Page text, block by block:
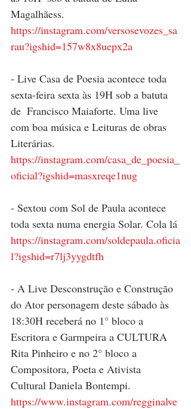
Magalhãess.
https://instagram.com/versosevozes_sa
rau?igshid=157w8x8uepx2a
- Live Casa de Poesia acontece toda
sexta-feira sexta às 19H sob a batuta
de  Francisco Maiaforte. Uma live
com boa música e Leituras de obras
Literárias.
https://instagram.com/casa_de_poesia_
oficial?igshid=masxreqe1nug
- Sextou com Sol de Paula acontece
toda sexta numa energia Solar. Cola lá
https://instagram.com/soldepaula.oficia
l?igshid=r7lj3yygdtfh
- A Live Desconstrução e Construção
do Ator personagem deste sábado às
18:30H receberá no 1° bloco a
Escritora e Garmpeira a CULTURA
Rita Pinheiro e no 2° bloco a
Compositora, Poeta e Ativista
Cultural Daniela Bontempi.
https://www.instagram.com/regginalve